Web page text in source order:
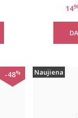
14
-48% Naujiena